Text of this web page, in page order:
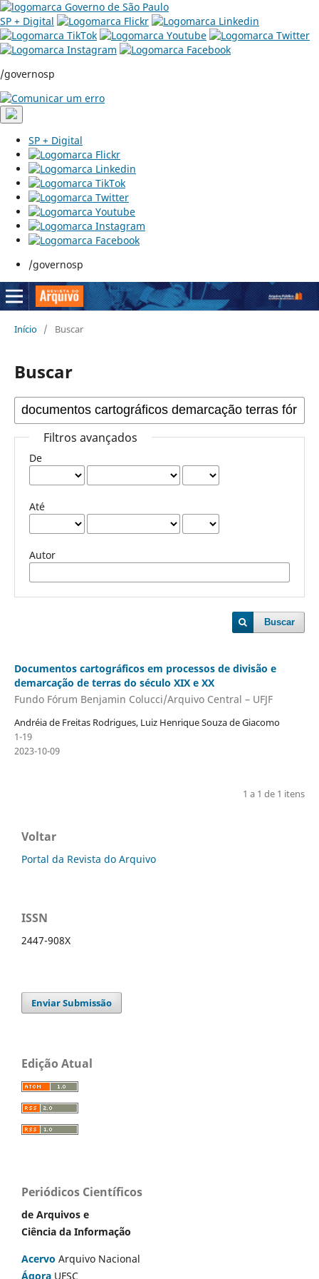
SP + Digital
/governosp
SP + Digital
/governosp
Início / Buscar
Buscar
Filtros avançados
De
Até
Autor
Buscar
Documentos cartográficos em processos de divisão e
demarcação de terras do século XIX e XX
Fundo Fórum Benjamin Colucci/Arquivo Central – UFJF
Andréia de Freitas Rodrigues, Luiz Henrique Souza de Giacomo
1-19
2023-10-09
1 a 1 de 1 itens
Voltar
Portal da Revista do Arquivo
ISSN
2447-908X
Enviar Submissão
Edição Atual
Periódicos Científicos
de Arquivos e
Ciência da Informação
Acervo Arquivo Nacional
Ágora UFSC